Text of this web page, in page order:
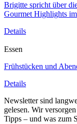
Brigitte spricht über
Gourmet Highlights
Details
Essen
Frühstücken und
Details
Newsletter sind
gelesen. Wir
Tipps – und was zum